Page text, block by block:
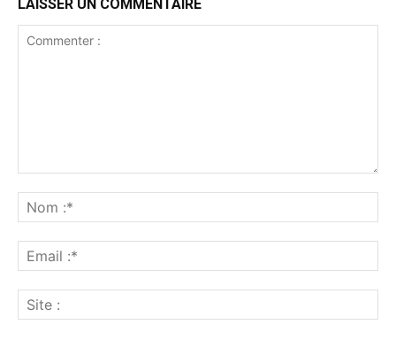
LAISSER UN COMMENTAIRE
:*
:*
: